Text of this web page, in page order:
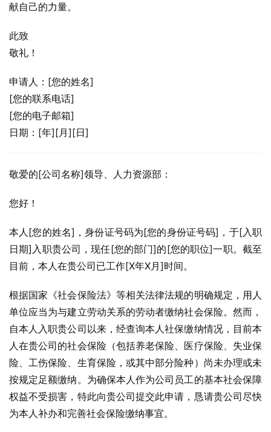
献自己的力量。
此致
敬礼！
申请人：[您的姓名]
[您的联系电话]
[您的电子邮箱]
日期：[年][月][日]
敬爱的[公司名称]领导、人力资源部：
您好！
本人[您的姓名]，身份证号码为[您的身份证号码]，于[入职
日期]入职贵公司，现任[您的部门]的[您的职位]一职。截至
目前，本人在贵公司已工作[X年X月]时间。
根据国家《社会保险法》等相关法律法规的明确规定，用人
单位应当为与建立劳动关系的劳动者缴纳社会保险。然而，
自本人入职贵公司以来，经查询本人社保缴纳情况，目前本
人在贵公司的社会保险（包括养老保险、医疗保险、失业保
险、工伤保险、生育保险，或其中部分险种）尚未办理或未
按规定足额缴纳。为确保本人作为公司员工的基本社会保障
权益不受损害，特此向贵公司提交此申请，恳请贵公司尽快
为本人补办和完善社会保险缴纳事宜。